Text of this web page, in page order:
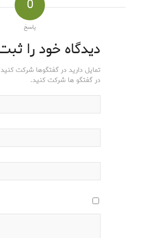
0
پاسخ
دیدگاه خود را
تمایل دارید در گفتگوها شرکت
در گفتگو ها شرکت کنید.